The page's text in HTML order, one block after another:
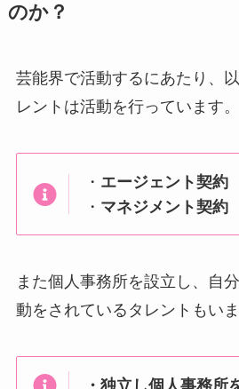
のか？
芸能界で活動するにあたり、
レントは活動を行っています。
・ エージェント契約
・ マネジメント契約
また個人事務所を設立し、自
動をされているタレントもいま
・独立し個人事務所